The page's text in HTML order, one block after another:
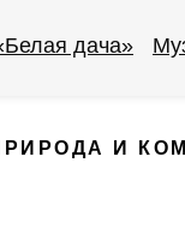
дача»
И